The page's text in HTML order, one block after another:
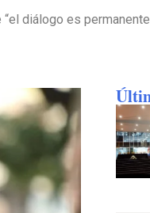
diálogo es